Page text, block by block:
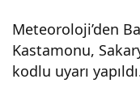
Meteoroloji’den
Kastamonu,
kodlu uyarı
kapl
ana